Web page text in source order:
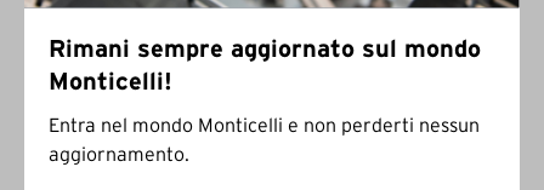
Rimani sempre aggiornato sul mondo
Monticelli!
Entra nel mondo Monticelli e non perderti nessun
aggiornamento.